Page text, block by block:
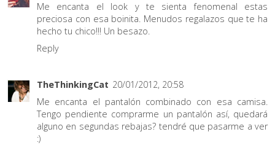
Me encanta el look y te sienta fenomenal estas
preciosa con esa boinita. Menudos regalazos que te ha
hecho tu chico!!! Un besazo.
Reply
TheThinkingCat 20/01/2012, 20:58
Me encanta el pantalón combinado con esa camisa.
Tengo pendiente comprarme un pantalón así, quedará
alguno en segundas rebajas? tendré que pasarme a ver
:)